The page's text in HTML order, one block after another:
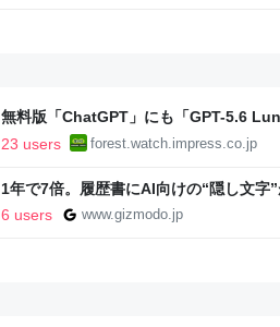
無料版「ChatGPT」にも「GPT-5.6
限へ／Plus/Proでも「GPT-5.6 Sol」が
23 users forest.watch.impress.co.jp
1年で7倍。履歴書にAI向けの“隠し文字
6 users
www.gizmodo.jp